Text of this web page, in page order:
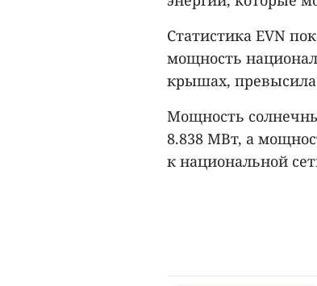
Статистика EVN
мощность
крышах,
Мощность
8.838 МВт, а
к национальной